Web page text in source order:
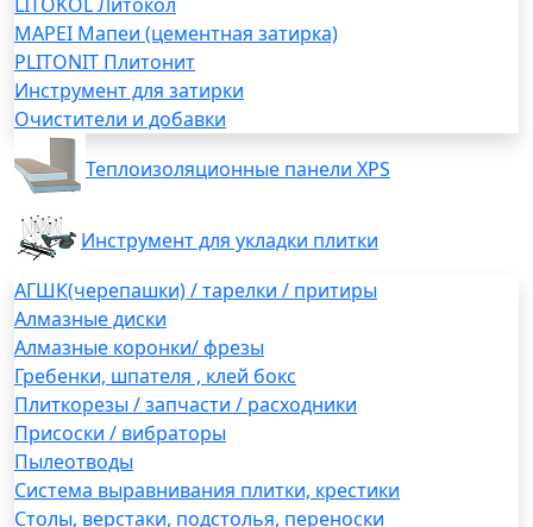
LITOKOL Литокол
MAPEI Мапеи (цементная затирка)
PLITONIT Плитонит
Инструмент для затирки
Очистители и добавки
Теплоизоляционные панели XPS
Инструмент для укладки плитки
АГШК(черепашки) / тарелки / притиры
Алмазные диски
Алмазные коронки/ фрезы
Гребенки, шпателя , клей бокс
Плиткорезы / запчасти / расходники
Присоски / вибраторы
Пылеотводы
Система выравнивания плитки, крестики
Столы, верстаки, подстолья, переноски